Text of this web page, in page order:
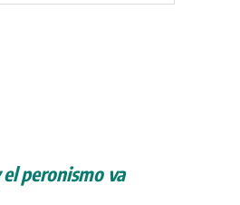
peronismo va